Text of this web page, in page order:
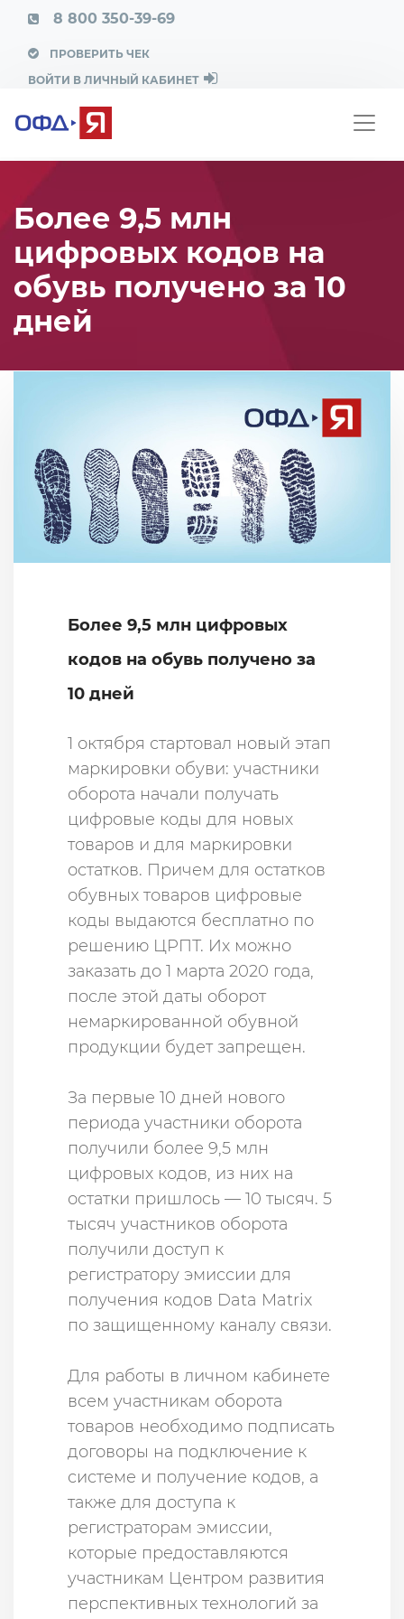
8 800 350-39-69
ПРОВЕРИТЬ ЧЕК
ВОЙТИ В ЛИЧНЫЙ КАБИНЕТ
Более 9,5 млн
цифровых кодов на
обувь получено за 10
дней
Более 9,5 млн цифровых
кодов на обувь получено за
10 дней
1 октября стартовал новый этап
маркировки обуви: участники
оборота начали получать
цифровые коды для новых
товаров и для маркировки
остатков. Причем для остатков
обувных товаров цифровые
коды выдаются бесплатно по
решению ЦРПТ. Их можно
заказать до 1 марта 2020 года,
после этой даты оборот
немаркированной обувной
продукции будет запрещен.
За первые 10 дней нового
периода участники оборота
получили более 9,5 млн
цифровых кодов, из них на
остатки пришлось — 10 тысяч. 5
тысяч участников оборота
получили доступ к
регистратору эмиссии для
получения кодов Data Matrix
по защищенному каналу связи.
Для работы в личном кабинете
всем участникам оборота
товаров необходимо подписать
договоры на подключение к
системе и получение кодов, а
также для доступа к
регистраторам эмиссии,
которые предоставляются
участникам Центром развития
перспективных технологий за